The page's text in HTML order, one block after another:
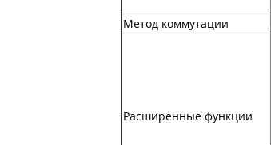
Метод коммутации
Расширенные функции